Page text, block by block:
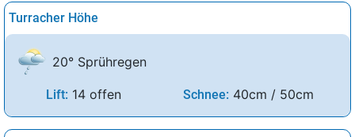
Turracher Höhe
20° Sprühregen
Lift: 14 offen Schnee: 40cm / 50cm